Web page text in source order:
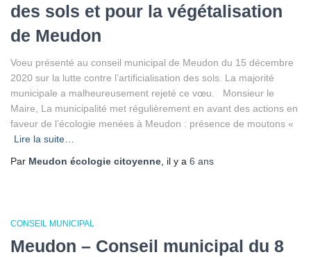
des sols et pour la végétalisation
de Meudon
Voeu présenté au conseil municipal de Meudon du 15 décembre
2020 sur la lutte contre l’artificialisation des sols. La majorité
municipale a malheureusement rejeté ce vœu. Monsieur le
Maire, La municipalité met régulièrement en avant des actions en
faveur de l’écologie menées à Meudon : présence de moutons «
Lire la suite…
Par Meudon écologie citoyenne , il y a 6 ans
CONSEIL MUNICIPAL
Meudon – Conseil municipal du 8